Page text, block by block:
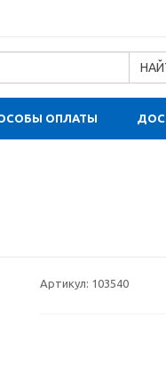
ОПЛАТЫ
Артикул: 103540